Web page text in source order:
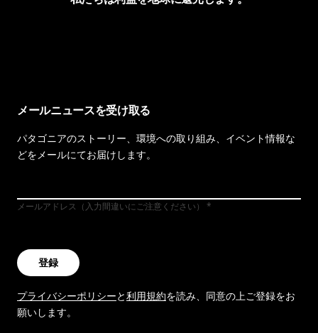
メールニュースを受け取る
パタゴニアのストーリー、環境への取り組み、イベント情報な
どをメールにてお届けします。
メールアドレス（入力間違いにご注意ください）
登録
プライバシーポリシーと利用規約を読み、同意の上ご登録をお
願いします。